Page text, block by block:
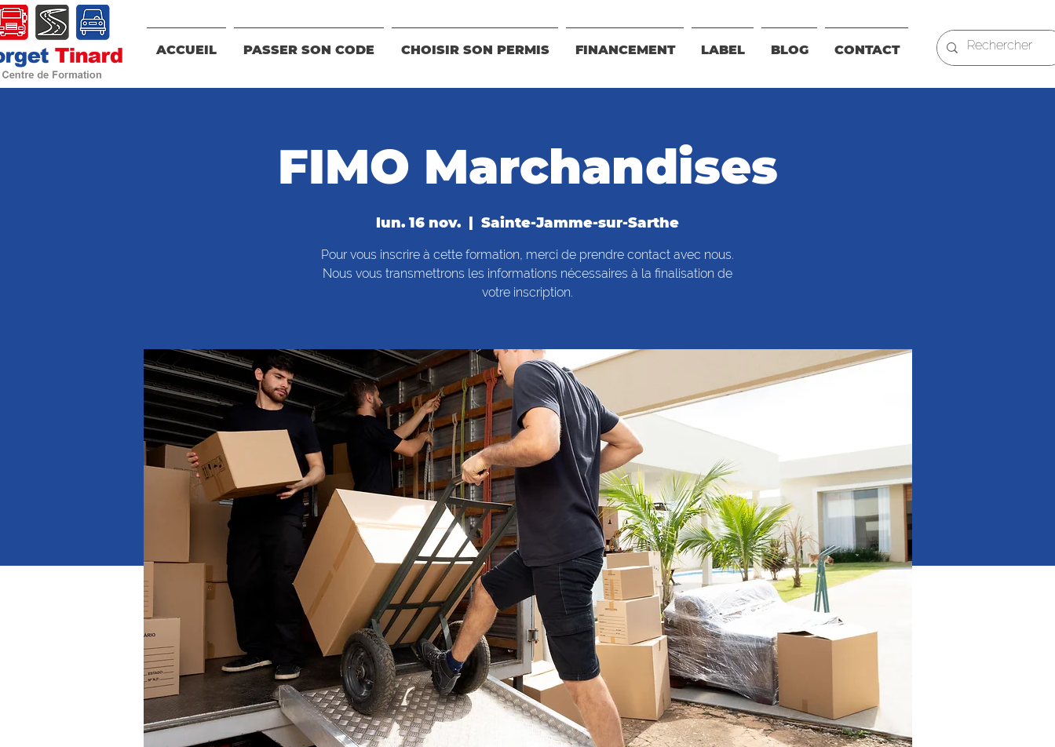
ACCUEIL PASSER SON CODE CHOISIR SON PERMIS FINANCEMENT LABEL BLOG CONTACT
FIMO Marchandises
lun. 16 nov. Sainte-Jamme-sur-Sarthe
Pour vous inscrire à cette formation, merci de prendre contact avec nous.
Nous vous transmettrons les informations nécessaires à la finalisation de
votre inscription.